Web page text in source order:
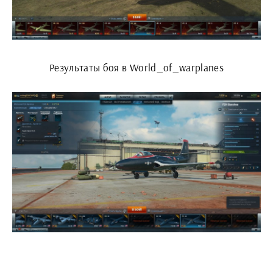
Результаты боя в World_of_warplanes